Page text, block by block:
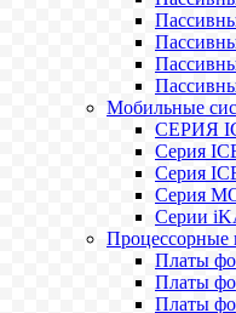
Мобильные
СЕРИЯ
Серия
Серия
Серия
Серии
Процессорные
Платы
Платы
Платы